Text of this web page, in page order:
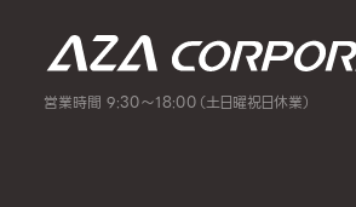
営業時間 9:30～18:00（土日曜祝日休業）